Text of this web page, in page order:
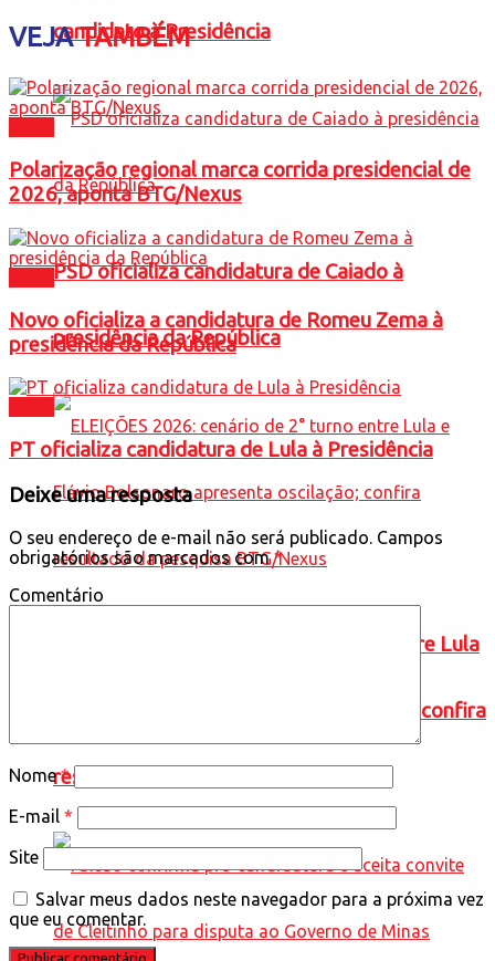
candidato à Presidência
PSD oficializa candidatura de Caiado à
presidência da República
ELEIÇÕES 2026: cenário de 2° turno entre Lula
e Flávio Bolsonaro apresenta oscilação; confira
resultado da pesquisa BTG/Nexus
VEJATAMBÉM
Polarização regional marca corrida presidencial de
2026, aponta BTG/Nexus
Novo oficializa a candidatura de Romeu Zema à
presidência da República
PT oficializa candidatura de Lula à Presidência
Deixe uma resposta
O seu endereço de e-mail não será publicado. Campos
obrigatórios são marcados com*
Comentário
Nome*
E-mail *
Site
Salvar meus dados neste navegador para a próxima vez
que eu comentar.